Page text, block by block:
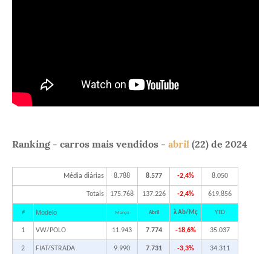
Ranking - carros mais vendidos - abril (22) de 2024
Média diárias 8.788 8.577 -2,4% 8.050
Totais 175.768 137.226 -2,4% 619.856
# Modelo Março Abril λ Ab/Mç YTD
1 VW/POLO 11.943 7.774 -18,6% 35.037
2 FIAT/STRADA 9.990 7.731 -3,3% 34.311